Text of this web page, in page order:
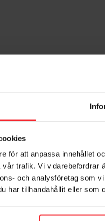
för att anpassa innehållet
trafik. Vi vidarebefordrar
och analysföretag som
har tillhandahållit eller
Svedbergs
tvättställ Svedbergs är en
höga temperaturer,
avvisar smuts,
vackra, högblanka finish